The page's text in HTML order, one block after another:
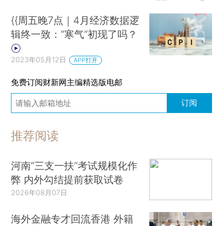
{{周五晚7点｜4月经济数据逻
辑终一致：“寒气”初现了吗？
2023年05月12日 APP打开
免费订阅财新网主编精选版电邮
订阅
推荐阅读
河南“三支一扶”考试规模化作
弊 内外勾结提前获取试卷
2026年08月07日
海外金融专才回流香港 外籍